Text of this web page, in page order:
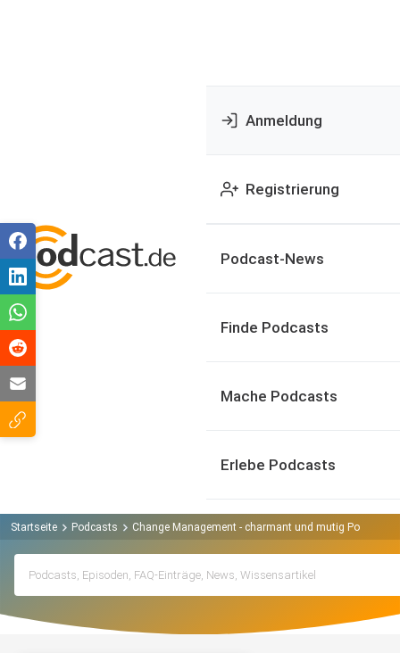
Anmeldung
Registrierung
Podcast-News
Finde Podcasts
Mache Podcasts
Erlebe Podcasts
Startseite Podcasts Change Management - charmant und mutig Podcast